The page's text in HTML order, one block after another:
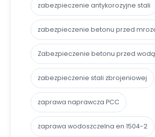
zabezpieczenie antykorozyjne stali
zabezpieczenie betonu przed
Zabezpieczenie betonu przed wodą
zabezpieczenie stali zbrojeniowej
zaprawa naprawcza PCC
zaprawa wodoszczelna en 1504-2